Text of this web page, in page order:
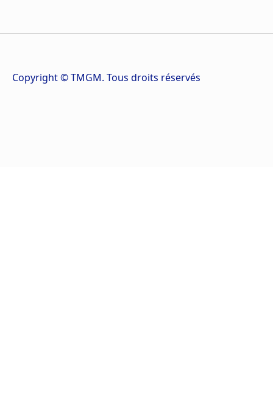
Copyright © TMGM. Tous droits réservés